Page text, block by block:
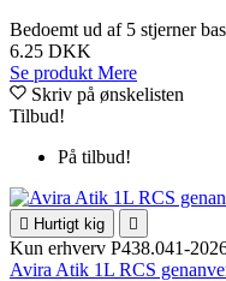
Bedoemt ud af 5 stjerner
6.25 DKK
Se produkt Mere
Skriv på ønskelisten
Tilbud!
På tilbud!
 Hurtigt kig 
Kun erhverv P438.041-
Avira Atik 1L RCS